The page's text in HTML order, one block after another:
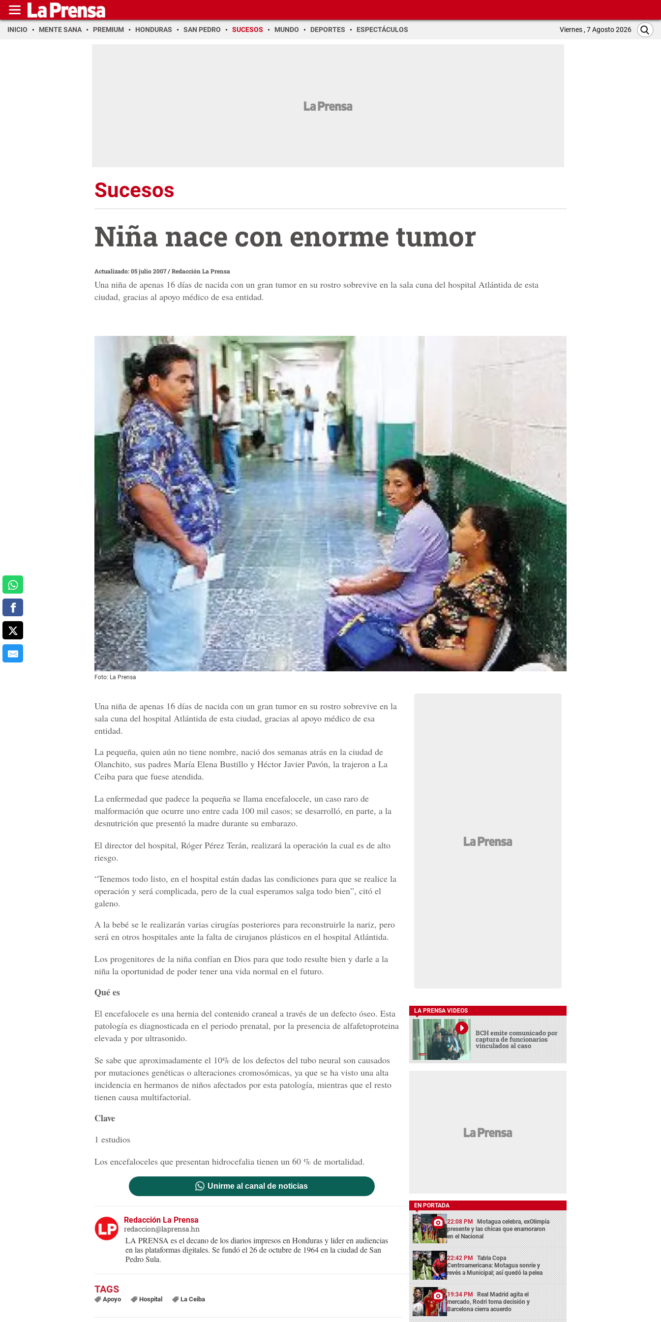
INICIO MENTE SANA PREMIUM HONDURAS SAN PEDRO SUCESOS MUNDO DEPORTES ESPECTÁCULOS Viernes , 7 Agosto 2026
Sucesos
Niña nace con enorme tumor
Actualizado: 05 julio 2007/Redacción La Prensa
Una niña de apenas 16 días de nacida con un gran tumor en su rostro sobrevive en la sala cuna del hospital Atlántida de esta
ciudad, gracias al apoyo médico de esa entidad.
Foto: La Prensa
Una niña de apenas 16 días de nacida con un gran tumor en su rostro sobrevive en la
sala cuna del hospital Atlántida de esta ciudad, gracias al apoyo médico de esa
entidad.
La pequeña, quien aún no tiene nombre, nació dos semanas atrás en la ciudad de
Olanchito, sus padres María Elena Bustillo y Héctor Javier Pavón, la trajeron a La
Ceiba para que fuese atendida.
La enfermedad que padece la pequeña se llama encefalocele, un caso raro de
malformación que ocurre uno entre cada 100 mil casos; se desarrolló, en parte, a la
desnutrición que presentó la madre durante su embarazo.
El director del hospital, Róger Pérez Terán, realizará la operación la cual es de alto
riesgo.
“Tenemos todo listo, en el hospital están dadas las condiciones para que se realice la
operación y será complicada, pero de la cual esperamos salga todo bien”, citó el
galeno.
A la bebé se le realizarán varias cirugías posteriores para reconstruirle la nariz, pero
será en otros hospitales ante la falta de cirujanos plásticos en el hospital Atlántida.
Los progenitores de la niña confían en Dios para que todo resulte bien y darle a la
niña la oportunidad de poder tener una vida normal en el futuro.
Qué es
El encefalocele es una hernia del contenido craneal a través de un defecto óseo. Esta
patología es diagnosticada en el periodo prenatal, por la presencia de alfafetoproteina
elevada y por ultrasonido.
Se sabe que aproximadamente el 10% de los defectos del tubo neural son causados
por mutaciones genéticas o alteraciones cromosómicas, ya que se ha visto una alta
incidencia en hermanos de niños afectados por esta patología, mientras que el resto
tienen causa multifactorial.
Clave
1 estudios
Los encefaloceles que presentan hidrocefalia tienen un 60 % de mortalidad.
Unirme al canal de noticias
Redacción La Prensa
redaccion@laprensa.hn
LA PRENSA es el decano de los diarios impresos en Honduras y líder en audiencias
en las plataformas digitales. Se fundó el 26 de octubre de 1964 en la ciudad de San
Pedro Sula.
Apoyo Hospital La Ceiba
LA PRENSA VIDEOS
BCH emite comunicado por
captura de funcionarios
vinculados al caso
EN PORTADA
22:08 PM Motagua celebra, exOlimpia
presente y las chicas que enamoraron
en el Nacional
22:42 PM Tabla Copa
Centroamericana: Motagua sonríe y
revés a Municipal; así quedó la pelea
19:34 PM Real Madrid agita el
mercado, Rodri toma decisión y
Barcelona cierra acuerdo